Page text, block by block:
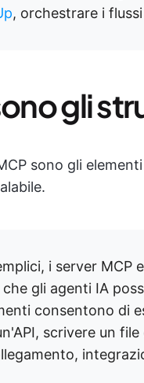
, orchestrare i
gli
sono gli
i server MCP
gli agenti IA
consentono di
scrivere un